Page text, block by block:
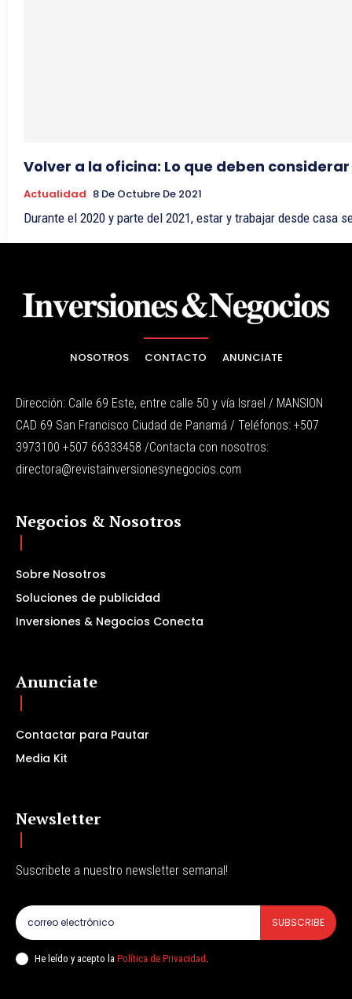
Volver a la oficina: Lo que deben
Actualidad 8 De Octubre De 2021
Durante el 2020 y parte del 2021, estar y trabajar desde casa
NOSOTROS CONTACTO ANUNCIATE
Dirección: Calle 69 Este, entre calle 50 y vía Israel / MANSION
CAD 69 San Francisco Ciudad de Panamá / Teléfonos: +507
3973100 +507 66333458 /Contacta con nosotros:
directora@revistainversionesynegocios.com
Negocios & Nosotros
Sobre Nosotros
Soluciones de publicidad
Inversiones & Negocios Conecta
Anunciate
Contactar para Pautar
Media Kit
Newsletter
Suscribete a nuestro newsletter semanal!
SUBSCRIBE
He leído y acepto la Política de Privacidad